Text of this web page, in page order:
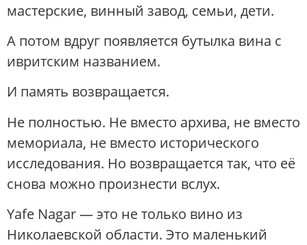
мастерские, винный завод, семьи, дети.
А потом вдруг появляется бутылка вина с
ивритским названием.
И память возвращается.
Не полностью. Не вместо архива, не вместо
мемориала, не вместо исторического
исследования. Но возвращается так, что её
снова можно произнести вслух.
Yafe Nagar — это не только вино из
Николаевской области. Это маленький